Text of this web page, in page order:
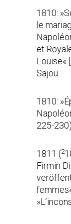
1810:
le
et
Louise«
Sajou.
1810:
225-
1811 (2
Firmin